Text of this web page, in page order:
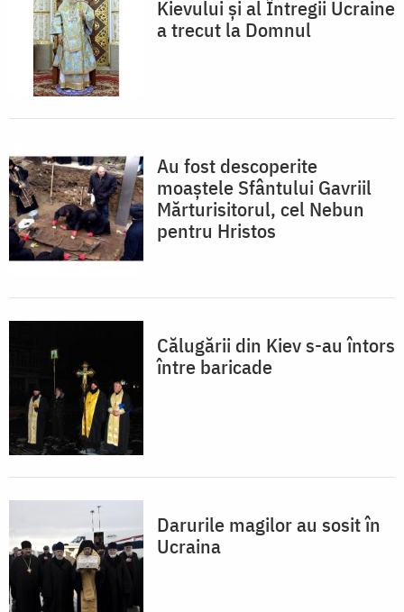
Kievului și al Întregii Ucraine
a trecut la Domnul
Au fost descoperite
moaștele Sfântului Gavriil
Mărturisitorul, cel Nebun
pentru Hristos
Călugării din Kiev s-au întors
între baricade
Darurile magilor au sosit în
Ucraina